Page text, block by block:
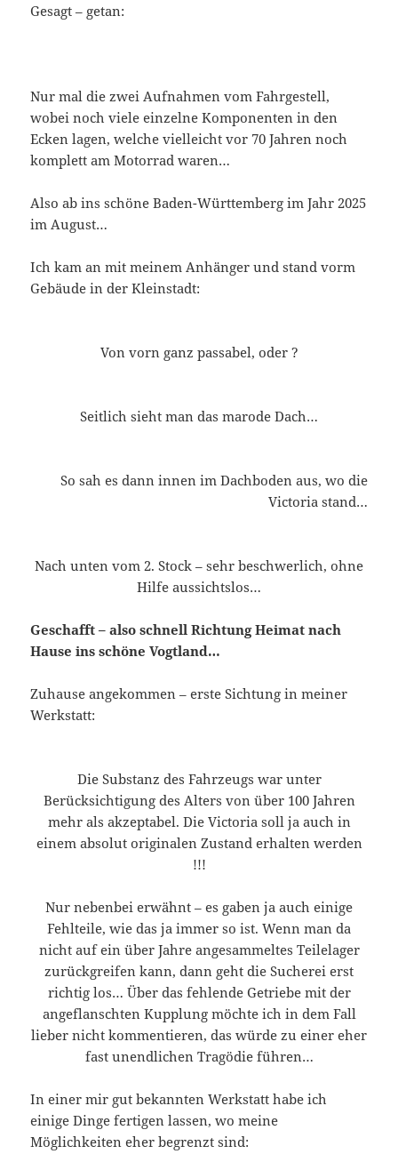
Gesagt – getan:
Nur mal die zwei Aufnahmen vom Fahrgestell,
wobei noch viele einzelne Komponenten in den
Ecken lagen, welche vielleicht vor 70 Jahren noch
komplett am Motorrad waren…
Also ab ins schöne Baden-Württemberg im Jahr 2025
im August…
Ich kam an mit meinem Anhänger und stand vorm
Gebäude in der Kleinstadt:
Von vorn ganz passabel, oder ?
Seitlich sieht man das marode Dach…
So sah es dann innen im Dachboden aus, wo die
Victoria stand…
Nach unten vom 2. Stock – sehr beschwerlich, ohne
Hilfe aussichtslos…
Geschafft – also schnell Richtung Heimat nach
Hause ins schöne Vogtland…
Zuhause angekommen – erste Sichtung in meiner
Werkstatt:
Die Substanz des Fahrzeugs war unter
Berücksichtigung des Alters von über 100 Jahren
mehr als akzeptabel. Die Victoria soll ja auch in
einem absolut originalen Zustand erhalten werden
!!!
Nur nebenbei erwähnt – es gaben ja auch einige
Fehlteile, wie das ja immer so ist. Wenn man da
nicht auf ein über Jahre angesammeltes Teilelager
zurückgreifen kann, dann geht die Sucherei erst
richtig los… Über das fehlende Getriebe mit der
angeflanschten Kupplung möchte ich in dem Fall
lieber nicht kommentieren, das würde zu einer eher
fast unendlichen Tragödie führen…
In einer mir gut bekannten Werkstatt habe ich
einige Dinge fertigen lassen, wo meine
Möglichkeiten eher begrenzt sind: